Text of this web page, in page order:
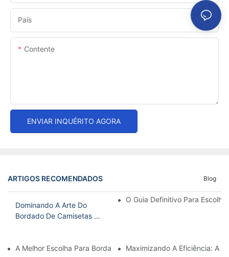
País
Contente
ENVIAR INQUÉRITO AGORA
ARTIGOS RECOMENDADOS Blog
Dominando A Arte Do
Bordado De Camisetas E
Máquina
O Guia Definitivo Para
A Melhor Escolha Para Bordado Doméstico: A Melhor Máquina
Maximizando A Eficiência: A